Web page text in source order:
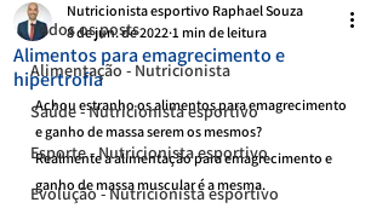
Todos os posts
Alimentação - Nutricionista
Saúde - Nutricionista esportivo
Esporte - Nutricionista esportivo
Evolução - Nutricionista esportivo
Alimentos para emagrecimento e
hipertrofia
Nutricionista esportivo Raphael Souza
8 de jun. de 2022 1 min de leitura
Achou estranho os alimentos para emagrecimento
e ganho de massa serem os mesmos?
Realmente a alimentação para emagrecimento e
ganho de massa muscular é a mesma.